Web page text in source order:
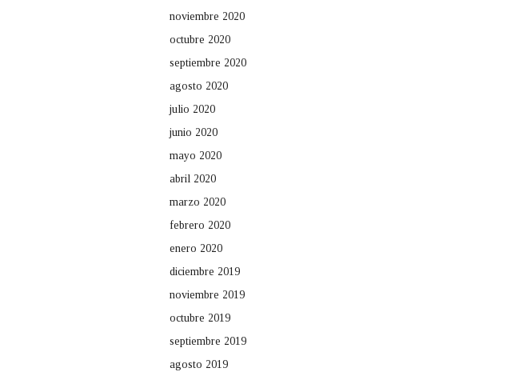
noviembre 2020
octubre 2020
septiembre 2020
agosto 2020
julio 2020
junio 2020
mayo 2020
abril 2020
marzo 2020
febrero 2020
enero 2020
diciembre 2019
noviembre 2019
octubre 2019
septiembre 2019
agosto 2019